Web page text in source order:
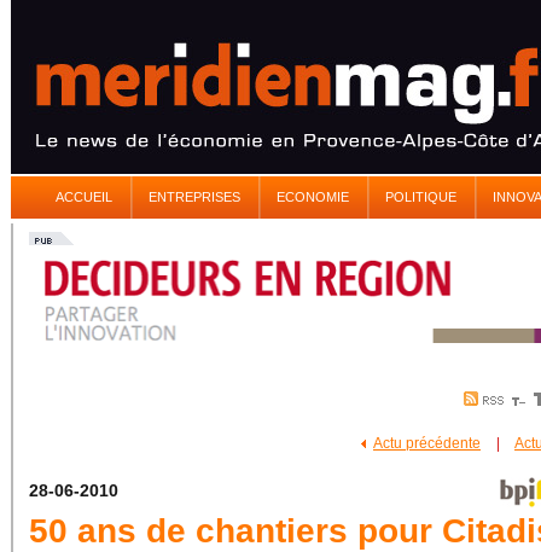
ACCUEIL ENTREPRISES ECONOMIE POLITIQUE
Actu précédente
28-06-2010
50 ans de chantiers pour